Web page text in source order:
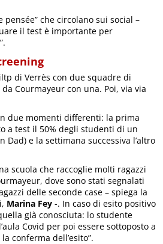
pensée” che circolano sui social –
il test è importante per
di Verrès con due squadre di
Courmayeur con una. Poi, via via
due momenti differenti: la prima
a test il 50% degli studenti di un
Dad) e la settimana successiva l’altro
scuola che raccoglie molti ragazzi
dove sono stati segnalati
delle seconde case – spiega la
Marina Fey-. In caso di esito positivo
già conosciuta: lo studente
Covid per poi essere sottoposto a
conferma dell’esito”.